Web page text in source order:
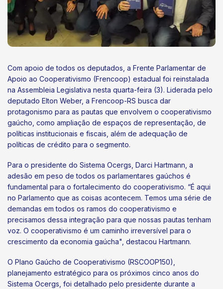
Com apoio de todos os deputados, a Frente Parlamentar de
Apoio ao Cooperativismo (Frencoop) estadual foi reinstalada
na Assembleia Legislativa nesta quarta-feira (3). Liderada pelo
deputado Elton Weber, a Frencoop-RS busca dar
protagonismo para as pautas que envolvem o cooperativismo
gaúcho, como ampliação de espaços de representação, de
políticas institucionais e fiscais, além de adequação de
políticas de crédito para o segmento.
Para o presidente do Sistema Ocergs, Darci Hartmann, a
adesão em peso de todos os parlamentares gaúchos é
fundamental para o fortalecimento do cooperativismo. “É aqui
no Parlamento que as coisas acontecem. Temos uma série de
demandas em todos os ramos do cooperativismo e
precisamos dessa integração para que nossas pautas tenham
voz. O cooperativismo é um caminho irreversível para o
crescimento da economia gaúcha", destacou Hartmann.
O Plano Gaúcho de Cooperativismo (RSCOOP150),
planejamento estratégico para os próximos cinco anos do
Sistema Ocergs, foi detalhado pelo presidente durante a